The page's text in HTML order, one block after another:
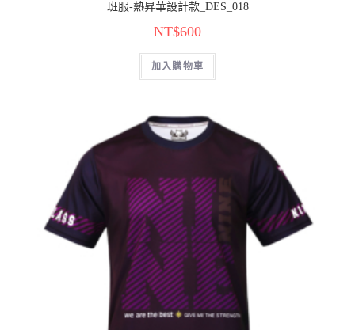
班服-熱昇華設計款_DES_018
NT$600
加入購物車